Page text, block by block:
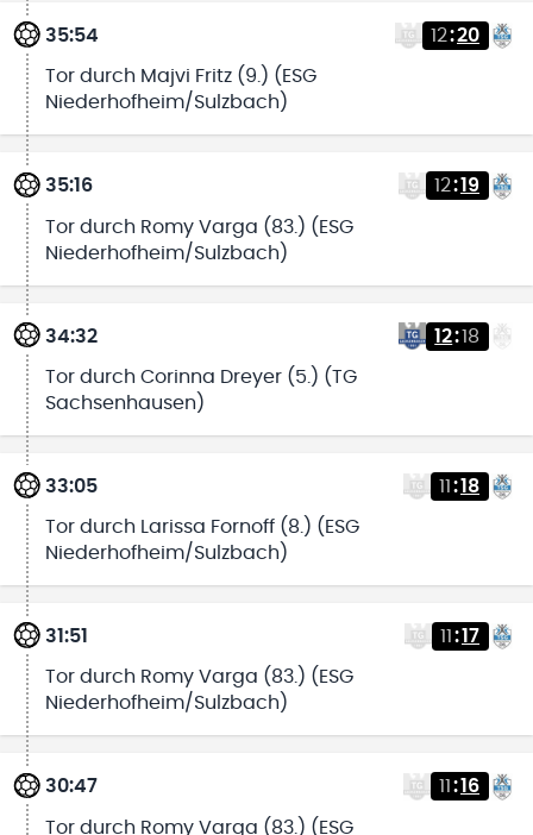
35:54 12:20
Tor durch Majvi Fritz (9.) (ESG
Niederhofheim/Sulzbach)
35:16 12:19
Tor durch Romy Varga (83.) (ESG
Niederhofheim/Sulzbach)
34:32 12:18
Tor durch Corinna Dreyer (5.) (TG
Sachsenhausen)
33:05 11 :18
Tor durch Larissa Fornoff (8.) (ESG
Niederhofheim/Sulzbach)
31:51 11 :17
Tor durch Romy Varga (83.) (ESG
Niederhofheim/Sulzbach)
30:47 11 :16
Tor durch Romy Varga (83.) (ESG